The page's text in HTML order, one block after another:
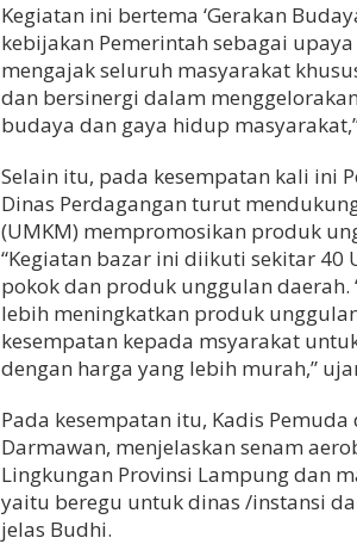
d
i
k
a
n
S
e
a
m
G
r
m
a
s
a
a
H
i
d
u
Kegiatan ini bertema ‘Gerakan
kebijakan Pemerintah sebagai
mengajak seluruh masyarakat
dan bersinergi dalam
budaya dan gaya hidup
Selain itu, pada kesempatan kali ini
Dinas Perdagangan turut
(UMKM) mempromosikan produk
“Kegiatan bazar ini diikuti sekitar
pokok dan produk unggulan
Iebih meningkatkan produk
kesempatan kepada msyarakat
dengan harga yang lebih murah,”
Pada kesempatan itu, Kadis
Darmawan, menjelaskan senam
Lingkungan Provinsi Lampung dan
yaitu beregu untuk dinas /instansi
jelas Budhi.